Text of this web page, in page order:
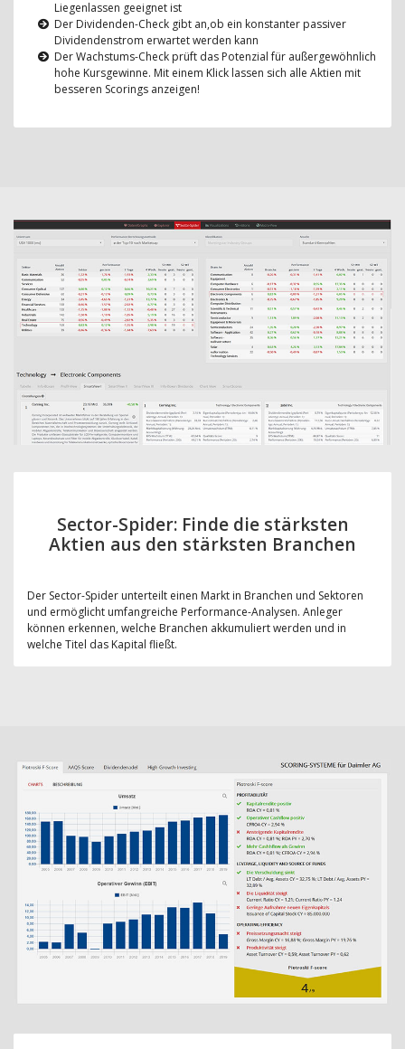
Liegenlassen geeignet ist
Der Dividenden-Check gibt an,ob ein konstanter passiver
Dividendenstrom erwartet werden kann
Der Wachstums-Check prüft das Potenzial für außergewöhnlich
hohe Kursgewinne. Mit einem Klick lassen sich alle Aktien mit
besseren Scorings anzeigen!
Sector-Spider: Finde die stärksten
Aktien aus den stärksten Branchen
Der Sector-Spider unterteilt einen Markt in Branchen und Sektoren
und ermöglicht umfangreiche Performance-Analysen. Anleger
können erkennen, welche Branchen akkumuliert werden und in
welche Titel das Kapital fließt.